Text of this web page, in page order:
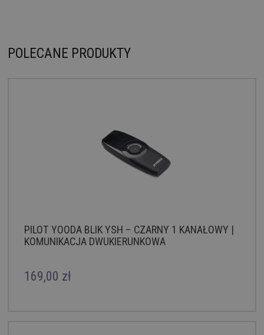
POLECANE PRODUKTY
PILOT YOODA BLIK YSH – CZARNY 1 KANAŁOWY |
KOMUNIKACJA DWUKIERUNKOWA
169,00 zł